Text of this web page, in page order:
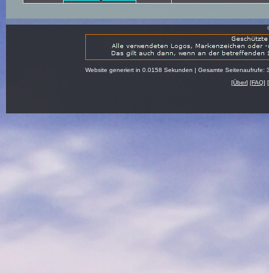
Website generiert in 0.0158 Sekunden | Gesamte
[Über] [FAQ] [